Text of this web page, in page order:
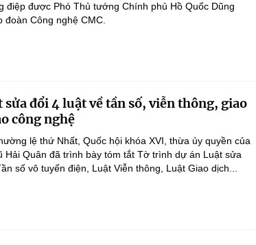
điệp được Phó Thủ tướng Chính phủ Hồ Quốc Dũng
Công nghệ CMC.
đổi 4 luật về tần số, viễn thông, giao
công nghệ
lệ thứ Nhất, Quốc hội khóa XVI, thừa ủy quyền của
Quân đã trình bày tóm tắt Tờ trình dự án Luật sửa
số vô tuyến điện, Luật Viễn thông, Luật Giao dịch...